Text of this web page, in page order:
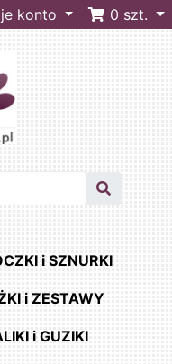
konto 0 szt.
i SZNURKI
i ZESTAWY
i GUZIKI